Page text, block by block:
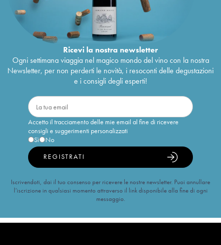
Ricevi la nostra newsletter
Ogni settimana viaggia nel magico mondo del vino con la nostra
Newsletter, per non perderti le novità, i resoconti delle degustazioni
e i consigli degli esperti!
Accetto il tracciamento delle mie email al fine di ricevere
consigli e suggerimenti personalizzati
Sì
No
REGISTRATI
Iscrivendoti, dai il tuo consenso per ricevere le nostre newsletter. Puoi annullare
l’iscrizione in qualsiasi momento attraverso il link disponibile alla fine di ogni
messaggio.